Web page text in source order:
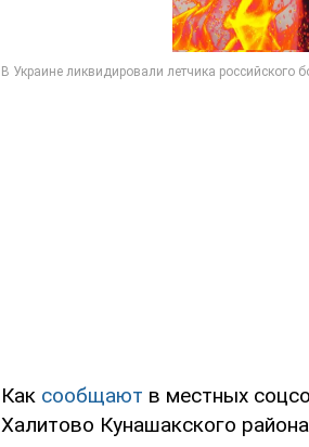
Как сообщают в местных
Халитово Кунашакского